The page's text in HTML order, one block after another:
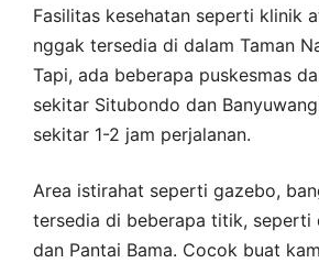
Fasilitas kesehatan seperti klinik
nggak tersedia di dalam Taman
Tapi, ada beberapa puskesmas
sekitar Situbondo dan
sekitar 1-2 jam perjalanan.
Area istirahat seperti gazebo,
tersedia di beberapa titik, seperti
dan Pantai Bama. Cocok buat